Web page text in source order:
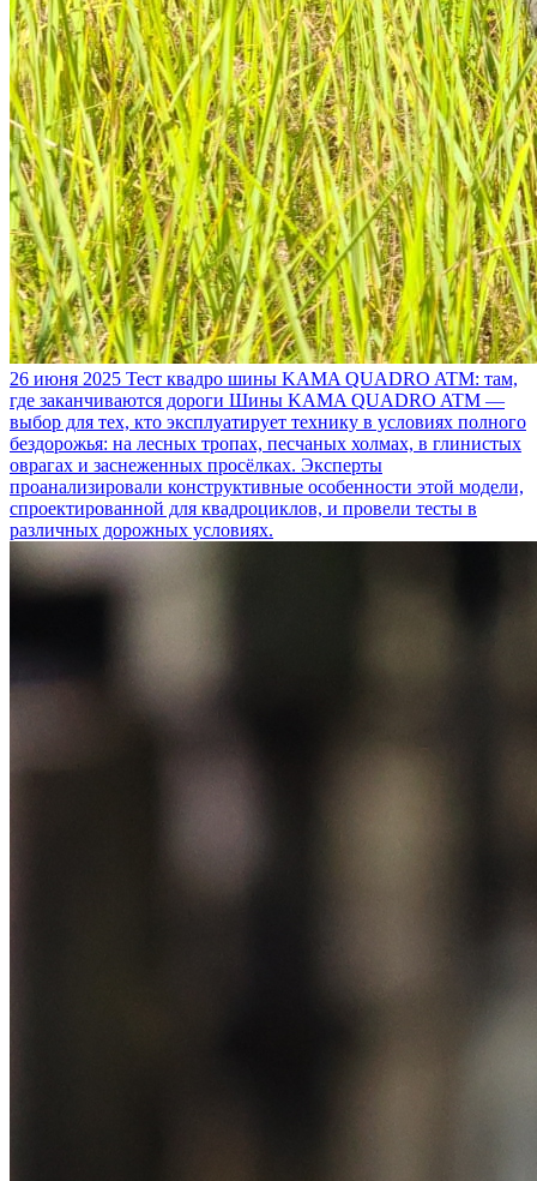
26 июня 2025 Тест квадро шины KAMA QUADRO ATM: там,
где заканчиваются дороги Шины KAMA QUADRO ATM —
выбор для тех, кто эксплуатирует технику в условиях полного
бездорожья: на лесных тропах, песчаных холмах, в глинистых
оврагах и заснеженных просёлках. Эксперты
проанализировали конструктивные особенности этой модели,
спроектированной для квадроциклов, и провели тесты в
различных дорожных условиях.